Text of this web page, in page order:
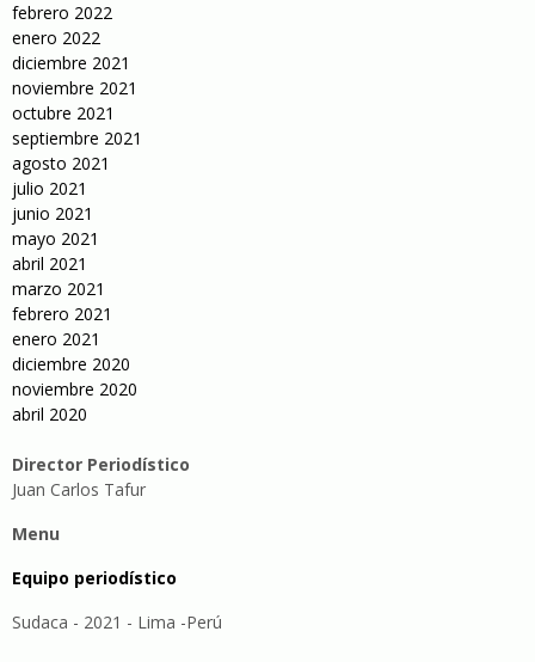
febrero 2022
enero 2022
diciembre 2021
noviembre 2021
octubre 2021
septiembre 2021
agosto 2021
julio 2021
junio 2021
mayo 2021
abril 2021
marzo 2021
febrero 2021
enero 2021
diciembre 2020
noviembre 2020
abril 2020
Director Periodístico
Juan Carlos Tafur
Menu
Equipo periodístico
Sudaca - 2021 - Lima -Perú